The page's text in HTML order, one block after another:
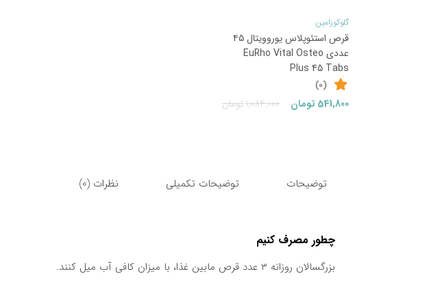
گلوکوزامین
قرص استئوپلاس یوروویتال ۴۵
عددی EuRho Vital Osteo
Plus 45 Tabs
(0)
1,084,000تومانقیمت
541,800 تومان
قیمت
توضیحات توضیحات تکمیلی نظرات (0)
چطور مصرف کنیم
بزرگسالان روزانه ۳ عدد قرص مابین غذا، با میزان کافی آب میل کنند.